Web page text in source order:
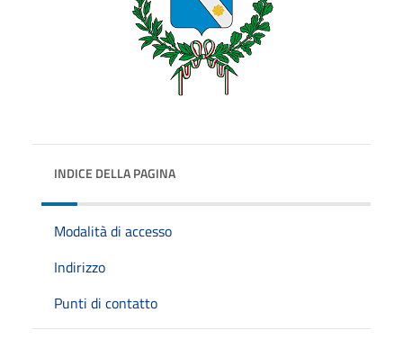
INDICE DELLA PAGINA
Modalità di accesso
Indirizzo
Punti di contatto